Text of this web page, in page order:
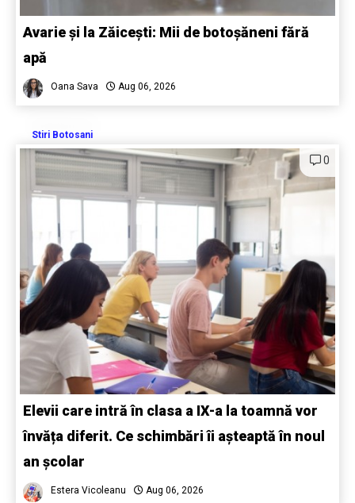
Avarie și la Zăicești: Mii de botoșăneni fără
apă
Oana Sava Aug 06, 2026
Stiri Botosani
0
Elevii care intră în clasa a IX-a la toamnă vor
învăța diferit. Ce schimbări îi așteaptă în noul
an școlar
Estera Vicoleanu Aug 06, 2026